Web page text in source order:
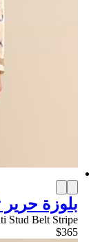
بلوزة حرير
Stud Belt Stripe
$365